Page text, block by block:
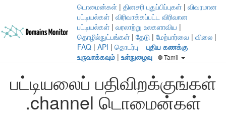
டொமைன்கள் | தினசரி புதுப்பிப்புகள் | விவரமான
பட்டியல்கள் | விரிவாக்கப்பட்ட விரிவான
பட்டியல்கள் | வரலாற்று உலகளாவிய |
தொழில்நுட்பங்கள் | தேடு | மேற்பார்வை | விலை |
FAQ | API | தொடர்பு
புதிய கணக்கு
உருவாக்கவும் | உள்நுழைவு Tamil
பட்டியலைப் பதிவிறக்குங்கள்
.channel டொமைன்கள்